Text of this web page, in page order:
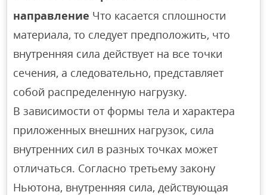
направление Что касается сплошности
материала, то следует предположить, что
внутренняя сила действует на все точки
сечения, а следовательно, представляет
собой распределенную нагрузку.
В зависимости от формы тела и характера
приложенных внешних нагрузок, сила
внутренних сил в разных точках может
отличаться. Согласно третьему закону
Ньютона, внутренняя сила, действующая